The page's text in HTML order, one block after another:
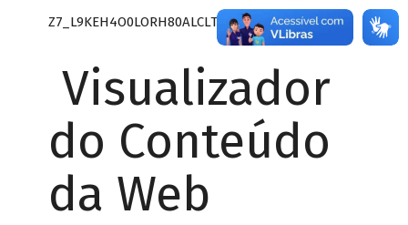
Z7_L9KEH4O0LORH80ALCLTPF80S97
Visualizador
do Conteúdo
da Web